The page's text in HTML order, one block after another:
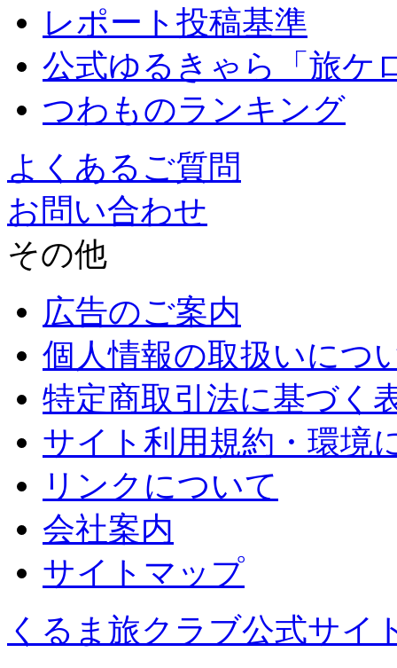
レポート投稿基準
公式ゆるきゃら「旅ケ
つわものランキング
よくあるご質問
お問い合わせ
その他
広告のご案内
個人情報の取扱いにつ
特定商取引法に基づく
サイト利用規約・環境
リンクについて
会社案内
サイトマップ
くるま旅クラブ公式サイ